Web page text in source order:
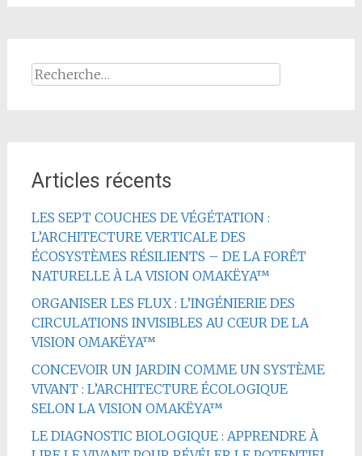
Rechercher :
Articles récents
LES SEPT COUCHES DE VÉGÉTATION :
L’ARCHITECTURE VERTICALE DES
ÉCOSYSTÈMES RÉSILIENTS – DE LA FORÊT
NATURELLE À LA VISION OMAKËYA™
ORGANISER LES FLUX : L’INGÉNIERIE DES
CIRCULATIONS INVISIBLES AU CŒUR DE LA
VISION OMAKËYA™
CONCEVOIR UN JARDIN COMME UN SYSTÈME
VIVANT : L’ARCHITECTURE ÉCOLOGIQUE
SELON LA VISION OMAKËYA™
LE DIAGNOSTIC BIOLOGIQUE : APPRENDRE À